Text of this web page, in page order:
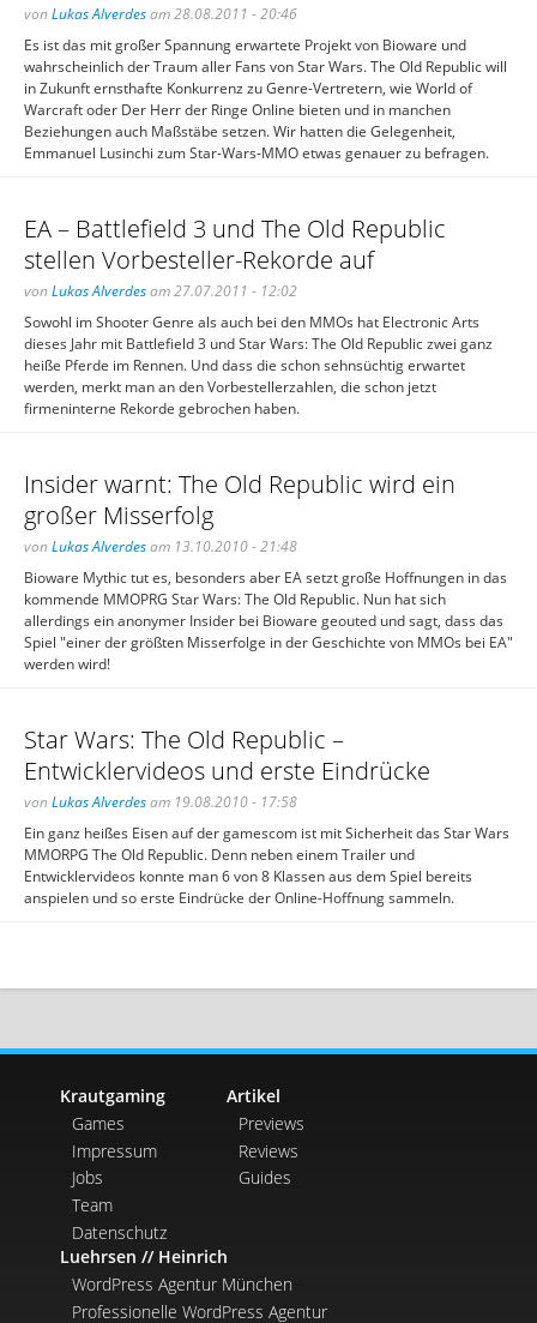
von Lukas Alverdesam 28.08.2011 - 20:46
Es ist das mit großer Spannung erwartete Projekt von Bioware und
wahrscheinlich der Traum aller Fans von Star Wars. The Old Republic will
in Zukunft ernsthafte Konkurrenz zu Genre-Vertretern, wie World of
Warcraft oder Der Herr der Ringe Online bieten und in manchen
Beziehungen auch Maßstäbe setzen. Wir hatten die Gelegenheit,
Emmanuel Lusinchi zum Star-Wars-MMO etwas genauer zu befragen.
EA – Battlefield 3 und The Old Republic
stellen Vorbesteller-Rekorde auf
von Lukas Alverdesam 27.07.2011 - 12:02
Sowohl im Shooter Genre als auch bei den MMOs hat Electronic Arts
dieses Jahr mit Battlefield 3 und Star Wars: The Old Republic zwei ganz
heiße Pferde im Rennen. Und dass die schon sehnsüchtig erwartet
werden, merkt man an den Vorbestellerzahlen, die schon jetzt
firmeninterne Rekorde gebrochen haben.
Insider warnt: The Old Republic wird ein
großer Misserfolg
von Lukas Alverdesam 13.10.2010 - 21:48
Bioware Mythic tut es, besonders aber EA setzt große Hoffnungen in das
kommende MMOPRG Star Wars: The Old Republic. Nun hat sich
allerdings ein anonymer Insider bei Bioware geouted und sagt, dass das
Spiel "einer der größten Misserfolge in der Geschichte von MMOs bei EA"
werden wird!
Star Wars: The Old Republic –
Entwicklervideos und erste Eindrücke
von Lukas Alverdesam 19.08.2010 - 17:58
Ein ganz heißes Eisen auf der gamescom ist mit Sicherheit das Star Wars
MMORPG The Old Republic. Denn neben einem Trailer und
Entwicklervideos konnte man 6 von 8 Klassen aus dem Spiel bereits
anspielen und so erste Eindrücke der Online-Hoffnung sammeln.
Krautgaming
Games
Impressum
Jobs
Team
Datenschutz
Artikel
Previews
Reviews
Guides
Luehrsen // Heinrich
WordPress Agentur München
Professionelle WordPress Agentur